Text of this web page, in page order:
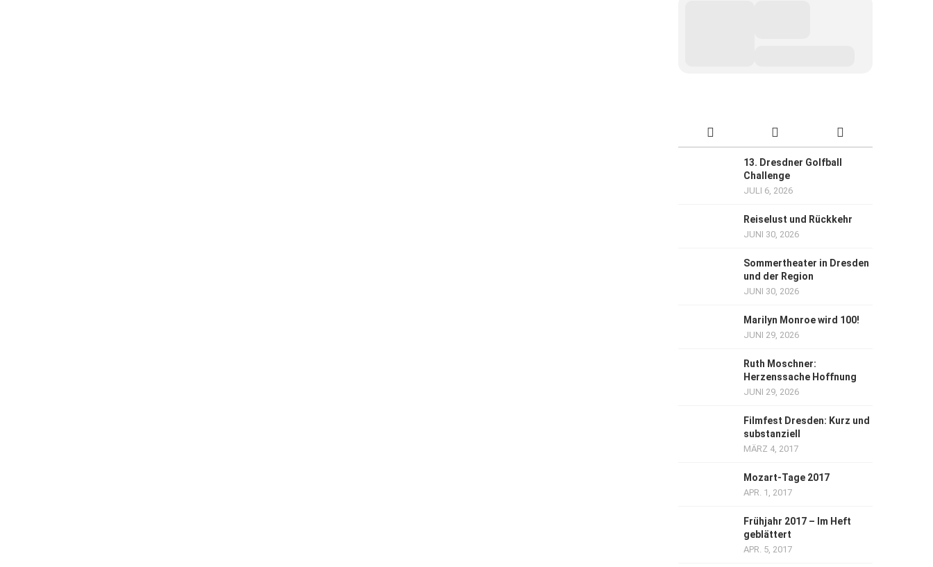
13. Dresdner Golfball
Challenge
JULI 6, 2026
Reiselust und Rückkehr
JUNI 30, 2026
Sommertheater in Dresden
und der Region
JUNI 30, 2026
Marilyn Monroe wird 100!
JUNI 29, 2026
Ruth Moschner:
Herzenssache Hoffnung
JUNI 29, 2026
Filmfest Dresden: Kurz und
substanziell
MÄRZ 4, 2017
Mozart-Tage 2017
APR. 1, 2017
Frühjahr 2017 – Im Heft
geblättert
APR. 5, 2017